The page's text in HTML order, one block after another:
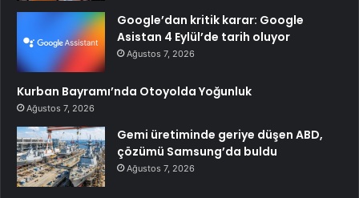
Google’dan kritik karar: Google
Asistan 4 Eylül’de tarih oluyor
Ağustos 7, 2026
Kurban Bayramı’nda Otoyolda Yoğunluk
Ağustos 7, 2026
Gemi üretiminde geriye düşen ABD,
çözümü Samsung’da buldu
Ağustos 7, 2026